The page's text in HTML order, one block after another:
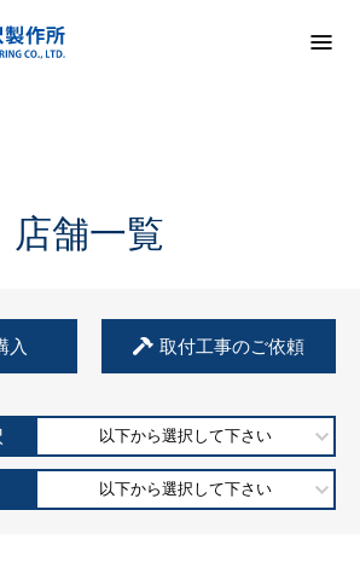
報
店舗一覧
入 取付工事のご依頼
以下から選択して下さい
以下から選択して下さい